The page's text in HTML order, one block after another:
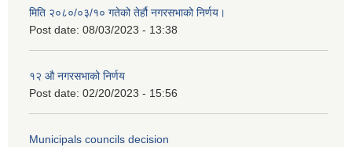
मिति २०८०/०३/१० गतेको तेर्हौ नगरसभाको निर्णय।
Post date: 08/03/2023 - 13:38
१२ औ नगरसभाको निर्णय
Post date: 02/20/2023 - 15:56
Municipals councils decision